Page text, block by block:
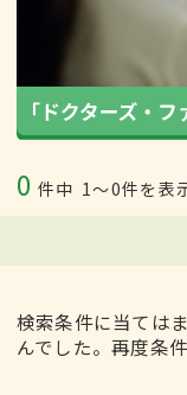
0 件中 1〜0件を表
検索条件に当ては
んでした。再度条